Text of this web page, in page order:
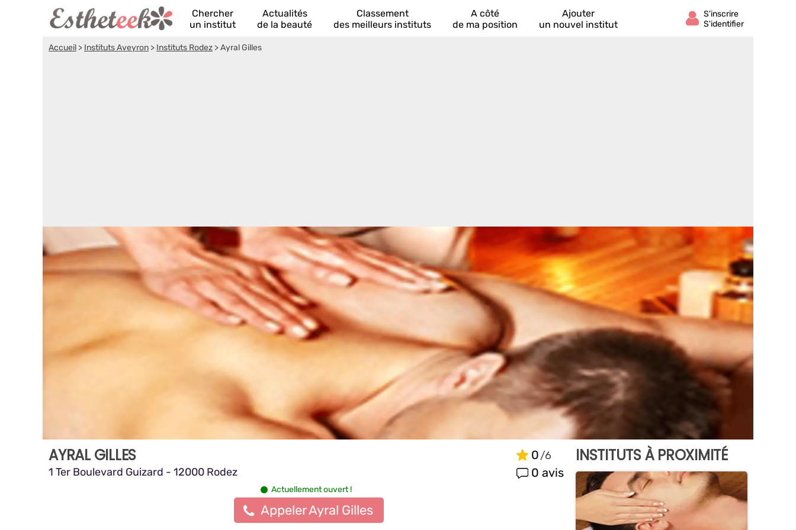
Chercher
un institut
Actualités
de la beauté
Classement
des meilleurs instituts
A côté
de ma position
Ajouter
un nouvel institut
Accueil > Instituts Aveyron > Instituts Rodez >Ayral Gilles
AYRAL GILLES
1 Ter Boulevard Guizard - 12000 Rodez
0
0 avis
Actuellement ouvert !
Appeler Ayral Gilles
INSTITUTS À PROXIMITÉ